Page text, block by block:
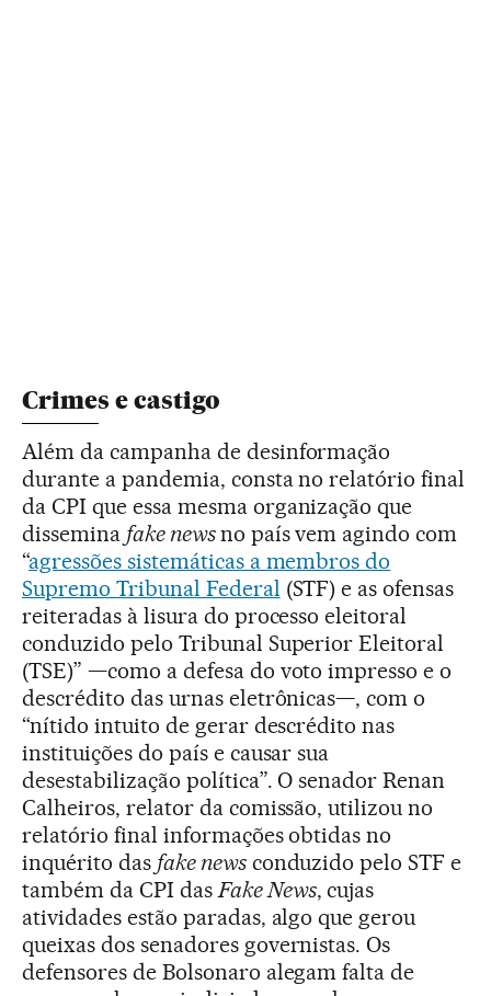
Crimes e castigo
Além da campanha de desinformação
durante a pandemia, consta no relatório final
da CPI que essa mesma organização que
dissemina fake newsno país vem agindo com
“agressões sistemáticas a membros do
Supremo Tribunal Federal (STF) e as ofensas
reiteradas à lisura do processo eleitoral
conduzido pelo Tribunal Superior Eleitoral
(TSE)” —como a defesa do voto impresso e o
descrédito das urnas eletrônicas—, com o
“nítido intuito de gerar descrédito nas
instituições do país e causar sua
desestabilização política”. O senador Renan
Calheiros, relator da comissão, utilizou no
relatório final informações obtidas no
inquérito das fake newsconduzido pelo STF e
também da CPI das Fake News, cujas
atividades estão paradas, algo que gerou
queixas dos senadores governistas. Os
defensores de Bolsonaro alegam falta de